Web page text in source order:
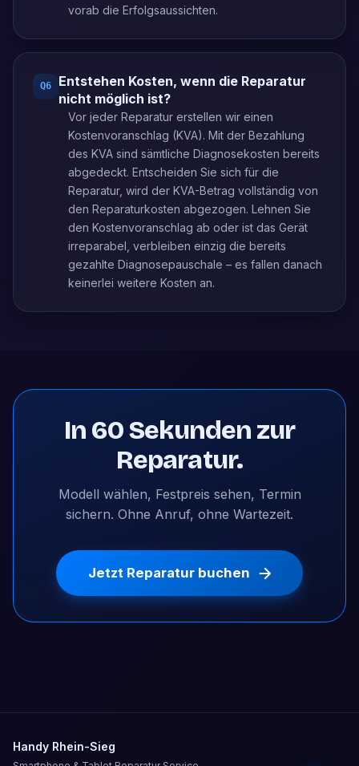
vorab die Erfolgsaussichten.
Q6
Entstehen Kosten, wenn die Reparatur
nicht möglich ist?
Vor jeder Reparatur erstellen wir einen
Kostenvoranschlag (KVA). Mit der Bezahlung
des KVA sind sämtliche Diagnosekosten bereits
abgedeckt. Entscheiden Sie sich für die
Reparatur, wird der KVA-Betrag vollständig von
den Reparaturkosten abgezogen. Lehnen Sie
den Kostenvoranschlag ab oder ist das Gerät
irreparabel, verbleiben einzig die bereits
gezahlte Diagnosepauschale – es fallen danach
keinerlei weitere Kosten an.
In 60 Sekunden zur
Reparatur.
Modell wählen, Festpreis sehen, Termin
sichern. Ohne Anruf, ohne Wartezeit.
Jetzt Reparatur buchen
Handy Rhein-Sieg